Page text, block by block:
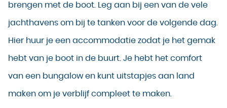
brengen met de boot. Leg aan bij een van de vele
jachthavens om bij te tanken voor de volgende dag.
Hier huur je een accommodatie zodat je het gemak
hebt van je boot in de buurt. Je hebt het comfort
van een bungalow en kunt uitstapjes aan land
maken om je verblijf compleet te maken.